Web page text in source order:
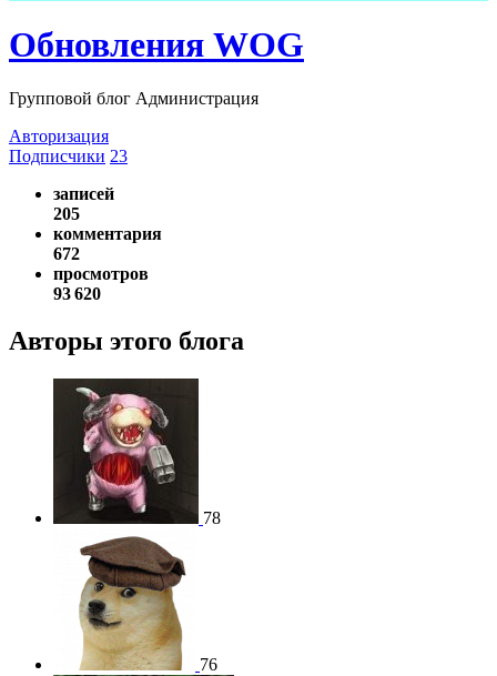
Обновления WOG
Групповой блог Администрация
Авторизация
Подписчики 23
записей
205
комментария
672
просмотров
93 620
Авторы этого блога
78
76